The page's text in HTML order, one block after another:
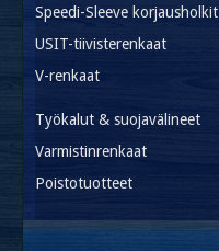
Speedi-Sleeve korjausholkit
USIT-tiivisterenkaat
V-renkaat
Työkalut & suojavälineet
Varmistinrenkaat
Poistotuotteet